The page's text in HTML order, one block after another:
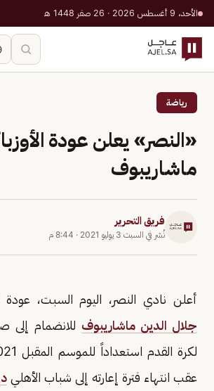
الأحد، 9 أغسطس 2026 · 26 صفر 1448 هـ
رياضة
«النصر» يعلن عودة
ماشاريبوف
فريق التحرير
نُشر في السبت 3 يوليو 2021 · 8:44 م
أعلن نادي النصر، اليوم السبت، عودة
جلال الدين ماشاريبوف للانضمام إلى
عقب انتهاء فترة إعارته إلى شباب الأهلي